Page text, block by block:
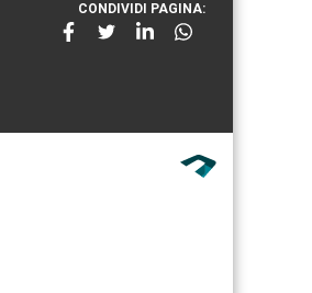
CONDIVIDI PAGINA: